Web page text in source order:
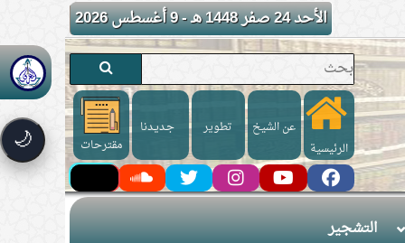
الأحد 24 صفر 1448 هـ - 9 أغسطس 2026
🌙 الرئيسية
عن الشيخ تطوير
جـديـدنا
مقترحات
التشجير